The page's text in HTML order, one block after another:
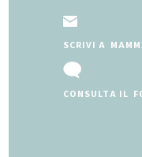
SCRIVI A
CONSULTA IL FORUM